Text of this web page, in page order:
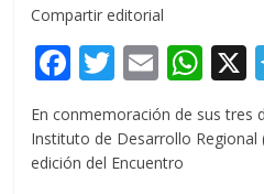
Compartir editorial
F
e
b
T
itt
er
E
m
ai
l
W
at
En conmemoración de sus tres
Instituto de Desarrollo Regional
edición del Encuentro